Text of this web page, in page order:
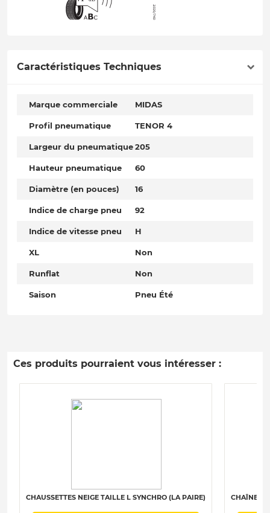
Caractéristiques Techniques
Marque commerciale MIDAS
Profil pneumatique TENOR 4
Largeur du pneumatique205
Hauteur pneumatique 60
Diamètre (en pouces) 16
Indice de charge pneu 92
Indice de vitesse pneu H
XL Non
Runflat Non
Saison Pneu Été
Ces produits pourraient vous intéresser :
CHAUSSETTES NEIGE TAILLE L SYNCHRO (LA PAIRE) CHAÎNES